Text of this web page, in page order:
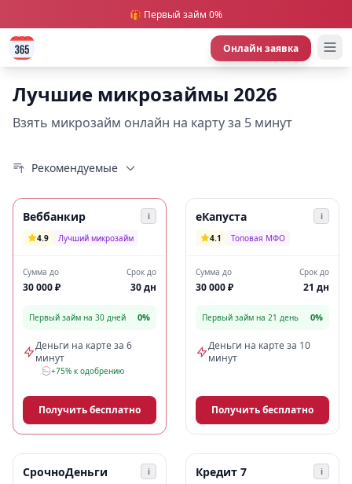
🎁 Первый займ 0%
Онлайн заявка
Лучшие микрозаймы 2026
Взять микрозайм онлайн на карту за 5 минут
Веббанкир
i
4.9
Лучший микрозайм
Сумма до
30 000 ₽
Срок до
30 дн
Первый займ на 30 дней 0%
Деньги на карте за 6
минут
+75% к одобрению
Получить бесплатно
еКапуста
i
4.1
Топовая МФО
Сумма до
30 000 ₽
Срок до
21 дн
Первый займ на 21 день 0%
Деньги на карте за 10
минут
Получить бесплатно
СрочноДеньги
i
Кредит 7
i